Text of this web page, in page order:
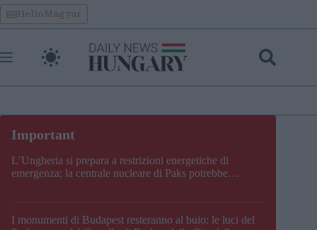
Skip
to
content
HelloMagyar
L’Ungheria si prepara a restrizioni energetiche di
emergenza; la centrale nucleare di Paks potrebbe
I monumenti di Budapest resteranno al buio: le luci del